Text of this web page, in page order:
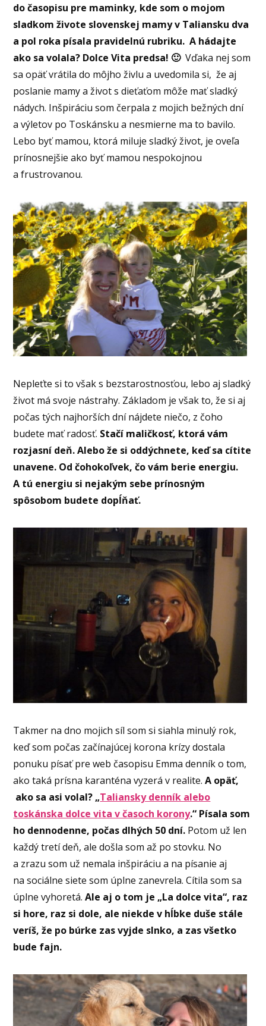
do časopisu pre maminky, kde som o mojom
sladkom živote slovenskej mamy v Taliansku dva
a pol roka písala pravidelnú rubriku. A hádajte
ako sa volala? Dolce Vita predsa! 🙂Vďaka nej som
sa opäť vrátila do môjho živlu a uvedomila si, že aj
poslanie mamy a život s dieťaťom môže mať sladký
nádych. Inšpiráciu som čerpala z mojich bežných dní
a výletov po Toskánsku a nesmierne ma to bavilo.
Lebo byť mamou, ktorá miluje sladký život, je oveľa
prínosnejšie ako byť mamou nespokojnou
a frustrovanou.
Nepleťte si to však s bezstarostnosťou, lebo aj sladký
život má svoje nástrahy. Základom je však to, že si aj
počas tých najhorších dní nájdete niečo, z čoho
budete mať radosť. Stačí maličkosť, ktorá vám
rozjasní deň. Alebo že si oddýchnete, keď sa cítite
unavene. Od čohokoľvek, čo vám berie energiu.
A tú energiu si nejakým sebe prínosným
spôsobom budete dopĺňať.
Takmer na dno mojich síl som si siahla minulý rok,
keď som počas začínajúcej korona krízy dostala
ponuku písať pre web časopisu Emma denník o tom,
ako taká prísna karanténa vyzerá v realite.A opäť,
ako sa asi volal? „Taliansky denník alebo
toskánska dolce vita v časoch korony.“ Písala som
ho dennodenne, počas dlhých 50 dní. Potom už len
každý tretí deň, ale došla som až po stovku. No
a zrazu som už nemala inšpiráciu a na písanie aj
na sociálne siete som úplne zanevrela. Cítila som sa
úplne vyhoretá.Ale aj o tom je „La dolce vita“, raz
si hore, raz si dole, ale niekde v hĺbke duše stále
veríš, že po búrke zas vyjde slnko, a zas všetko
bude fajn.